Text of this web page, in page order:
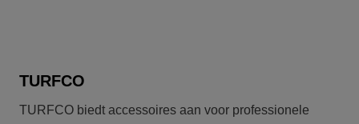
TURFCO
TURFCO biedt accessoires aan voor professionele